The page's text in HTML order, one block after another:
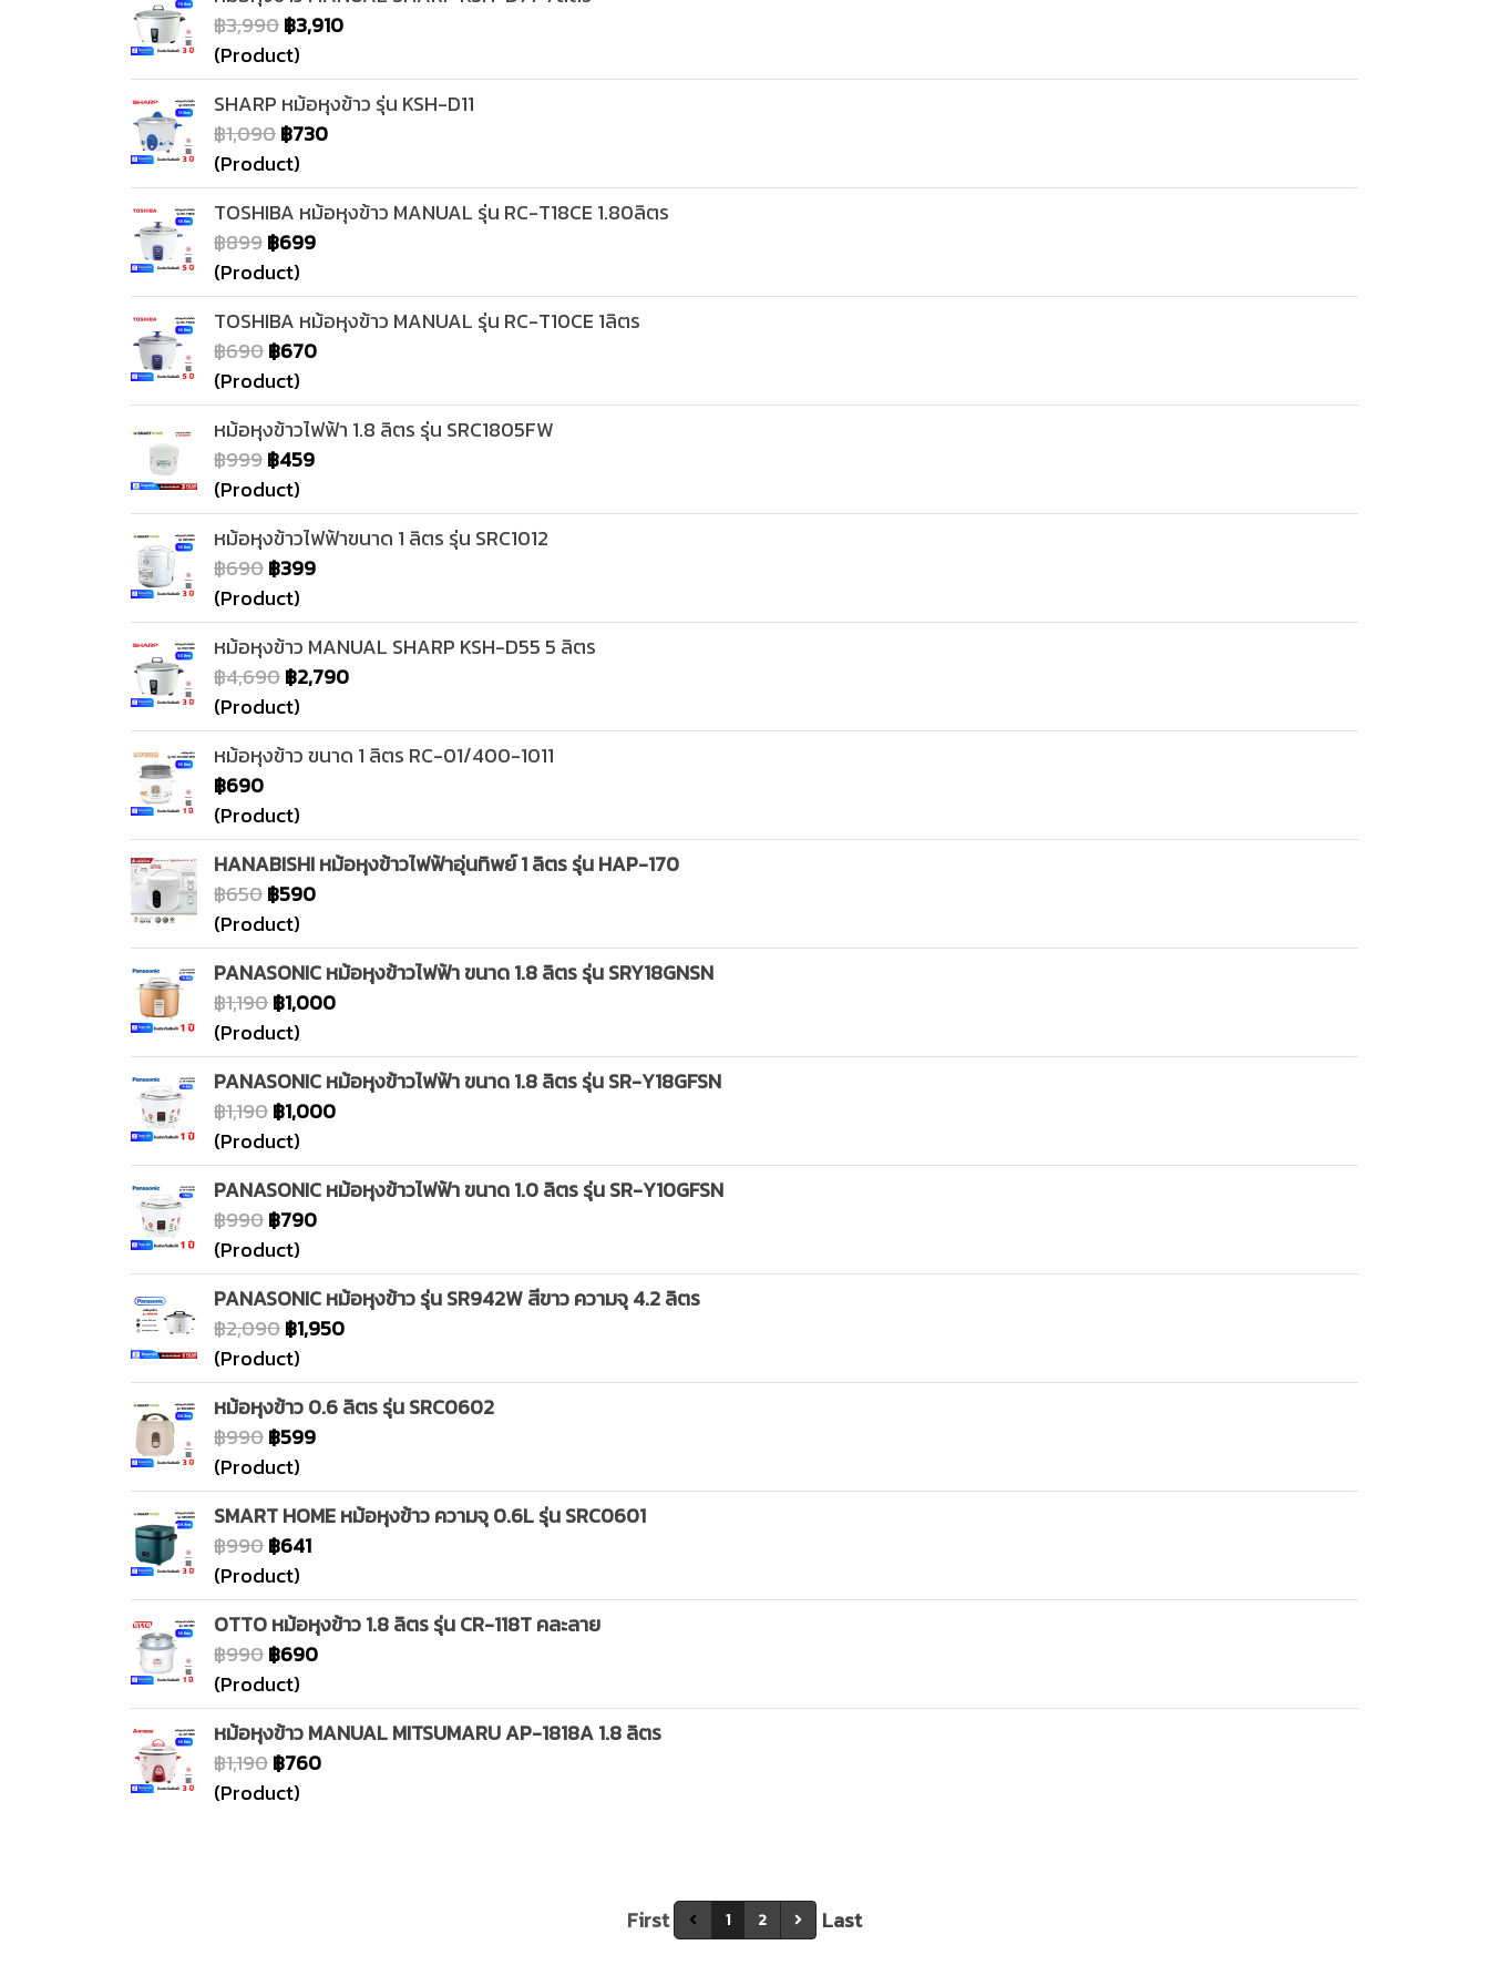
฿3,990฿3,910
(Product)
SHARP หม้อหุงข้าว รุ่น KSH-D11
฿1,090฿730
(Product)
TOSHIBA หม้อหุงข้าว MANUAL รุ่น RC-T18CE 1.80ลิตร
฿899฿699
(Product)
TOSHIBA หม้อหุงข้าว MANUAL รุ่น RC-T10CE 1ลิตร
฿690฿670
(Product)
หม้อหุงข้าวไฟฟ้า 1.8 ลิตร รุ่น SRC1805FW
฿999฿459
(Product)
หม้อหุงข้าวไฟฟ้าขนาด 1 ลิตร รุ่น SRC1012
฿690฿399
(Product)
หม้อหุงข้าว MANUAL SHARP KSH-D55 5 ลิตร
฿4,690฿2,790
(Product)
หม้อหุงข้าว ขนาด 1 ลิตร RC-01/400-1011
฿690
(Product)
HANABISHI หม้อหุงข้าวไฟฟ้าอุ่นทิพย์ 1 ลิตร รุ่น HAP-170
฿650฿590
(Product)
PANASONIC หม้อหุงข้าวไฟฟ้า ขนาด 1.8 ลิตร รุ่น SRY18GNSN
฿1,190฿1,000
(Product)
PANASONIC หม้อหุงข้าวไฟฟ้า ขนาด 1.8 ลิตร รุ่น SR-Y18GFSN
฿1,190฿1,000
(Product)
PANASONIC หม้อหุงข้าวไฟฟ้า ขนาด 1.0 ลิตร รุ่น SR-Y10GFSN
฿990฿790
(Product)
PANASONIC หม้อหุงข้าว รุ่น SR942W สีขาว ความจุ 4.2 ลิตร
฿2,090฿1,950
(Product)
หม้อหุงข้าว 0.6 ลิตร รุ่น SRC0602
฿990฿599
(Product)
SMART HOME หม้อหุงข้าว ความจุ 0.6L รุ่น SRC0601
฿990฿641
(Product)
OTTO หม้อหุงข้าว 1.8 ลิตร รุ่น CR-118T คละลาย
฿990฿690
(Product)
หม้อหุงข้าว MANUAL MITSUMARU AP-1818A 1.8 ลิตร
฿1,190฿760
(Product)
First 1 2 Last